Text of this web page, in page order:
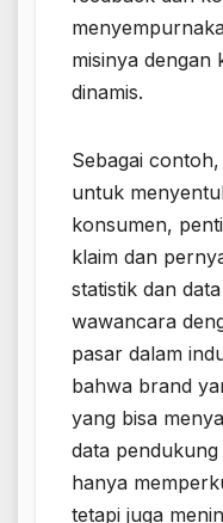
misinya dengan
dinamis.
Sebagai
untuk
konsumen,
klaim dan
statistik dan
wawancara
pasar dalam
bahwa brand
yang bisa
data
hanya
tetapi juga